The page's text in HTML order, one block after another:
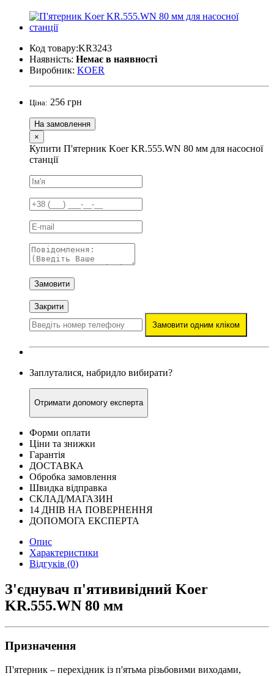
Код товару:KR3243
Наявність: Немає в наявності
Виробник: KOER
Ціна: 256 грн
На замовлення
×
Купити П'ятерник Koer KR.555.WN 80 мм для насосної
станції
Замовити
Закрити
Замовити одним кліком
Заплуталися, набридло вибирати?
Отримати допомогу експерта
Форми оплати
Ціни та знижки
Гарантія
ДОСТАВКА
Обробка замовлення
Швидка відправка
СКЛАД/МАГАЗИН
14 ДНІВ НА ПОВЕРНЕННЯ
ДОПОМОГА ЕКСПЕРТА
Опис
Характеристики
Відгуків (0)
З'єднувач п'ятививідний Koer
KR.555.WN 80 мм
Призначення
П'ятерник – перехідник із п'ятьма різьбовими виходами,